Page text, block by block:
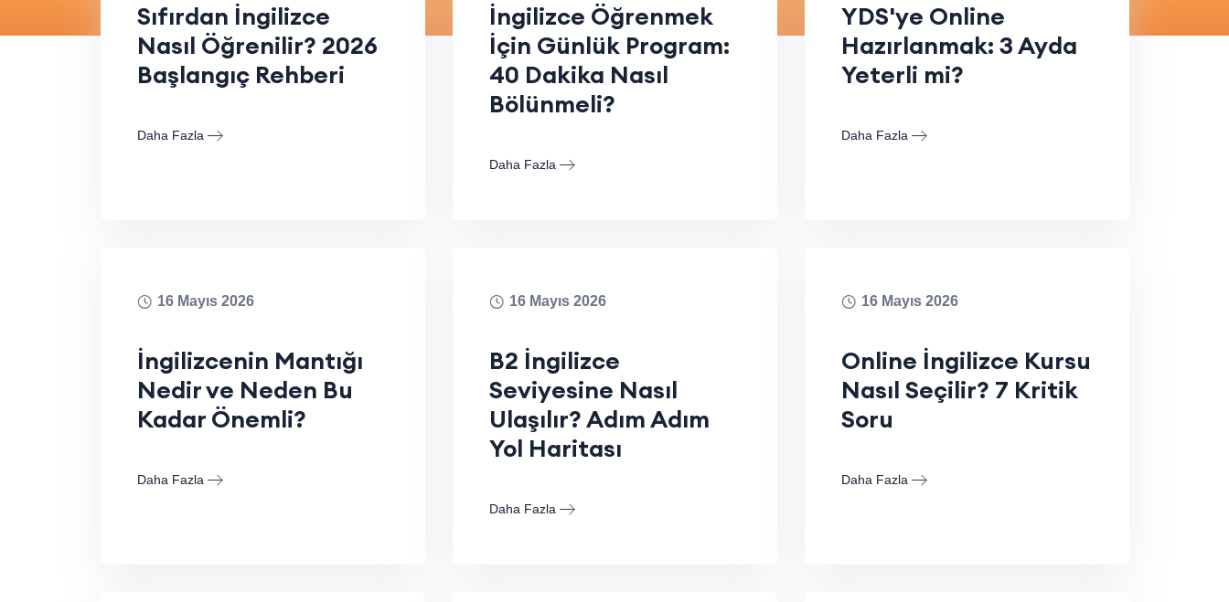
Sıfırdan İngilizce
Nasıl Öğrenilir? 2026
Başlangıç Rehberi
Daha Fazla
İngilizce Öğrenmek
İçin Günlük Program:
40 Dakika Nasıl
Bölünmeli?
Daha Fazla
YDS'ye Online
Hazırlanmak: 3 Ayda
Yeterli mi?
Daha Fazla
16 Mayıs 2026
İngilizcenin Mantığı
Nedir ve Neden Bu
Kadar Önemli?
Daha Fazla
16 Mayıs 2026
B2 İngilizce
Seviyesine Nasıl
Ulaşılır? Adım Adım
Yol Haritası
Daha Fazla
16 Mayıs 2026
Online İngilizce Kursu
Nasıl Seçilir? 7 Kritik
Soru
Daha Fazla